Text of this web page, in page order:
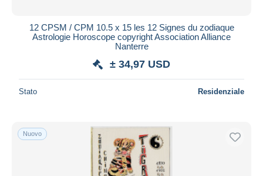
12 CPSM / CPM 10.5 x 15 les 12 Signes du zodiaque
Astrologie Horoscope copyright Association Alliance
Nanterre
± 34,97 USD
Stato Residenziale
Nuovo